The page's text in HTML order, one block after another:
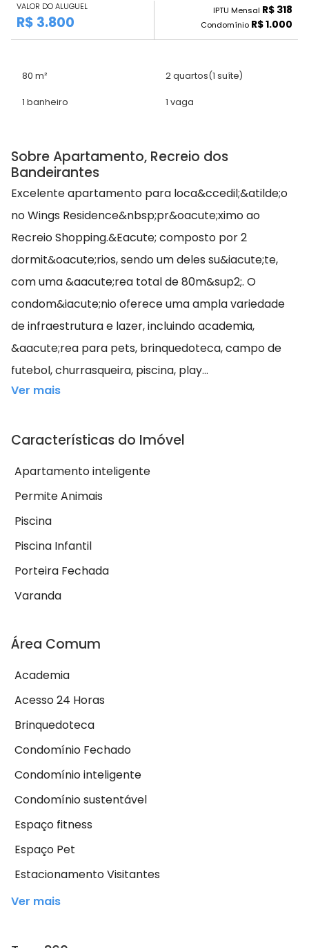
VALOR DO ALUGUEL
R$ 3.800
IPTU Mensal R$ 318
Condomínio R$ 1.000
80 m² 2 quartos(1 suíte)
1 banheiro 1 vaga
Sobre Apartamento, Recreio dos
Bandeirantes
Excelente apartamento para loca&ccedil;&atilde;o
no Wings Residence&nbsp;pr&oacute;ximo ao
Recreio Shopping.&Eacute; composto por 2
dormit&oacute;rios, sendo um deles su&iacute;te,
com uma &aacute;rea total de 80m&sup2;. O
condom&iacute;nio oferece uma ampla variedade
de infraestrutura e lazer, incluindo academia,
&aacute;rea para pets, brinquedoteca, campo de
futebol, churrasqueira, piscina, play...
Ver mais
Características do Imóvel
Apartamento inteligente
Permite Animais
Piscina
Piscina Infantil
Porteira Fechada
Varanda
Área Comum
Academia
Acesso 24 Horas
Brinquedoteca
Condomínio Fechado
Condomínio inteligente
Condomínio sustentável
Espaço fitness
Espaço Pet
Estacionamento Visitantes
Ver mais